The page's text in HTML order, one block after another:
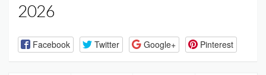
2026
Facebook Twitter Google+ Pinterest